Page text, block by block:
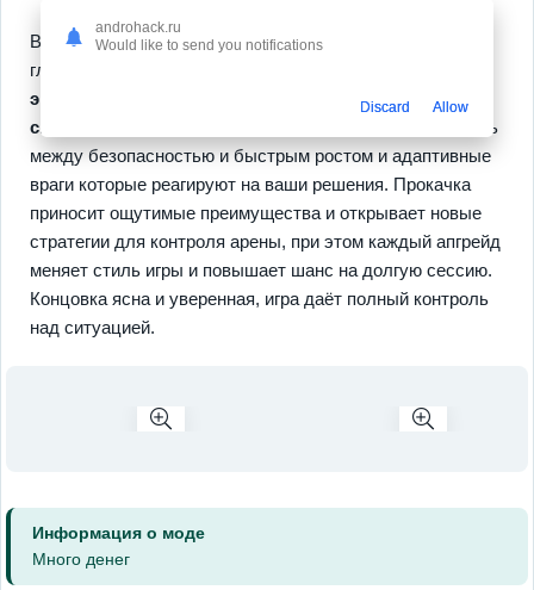
Вторая часть опыта делает упор на разнообразие и
глубину через три ключевых аспекта:
эволюция
тела черной дыры с набором модулей,
система рисков и наград
которая заставляет выбирать
между безопасностью и быстрым ростом и адаптивные
враги которые реагируют на ваши решения. Прокачка
приносит ощутимые преимущества и открывает новые
стратегии для контроля арены, при этом каждый апгрейд
меняет стиль игры и повышает шанс на долгую сессию.
Концовка ясна и уверенная, игра даёт полный контроль
над ситуацией.
Информация о моде
Много денег
androhack.ru
Would like to send you notifications
Discard Allow